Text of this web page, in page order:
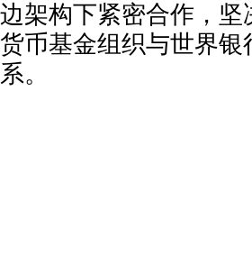
边架构下紧密合作，
货币基金组织与世界
系。